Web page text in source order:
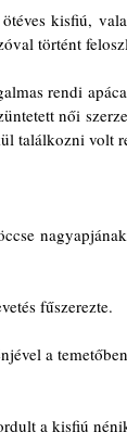
kisfiú,
történt
rendi
női
találkozni volt
fűszerezte.
a
a kisfiú